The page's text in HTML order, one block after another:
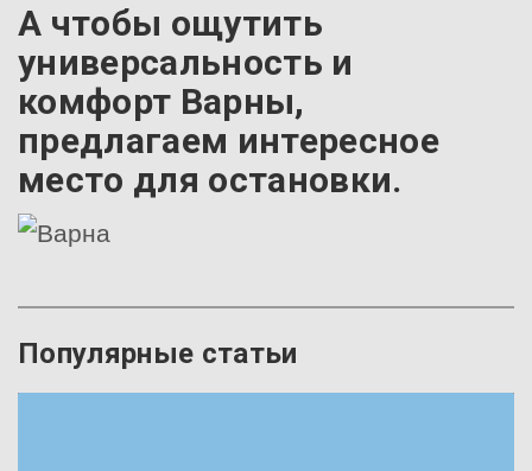
А чтобы ощутить
универсальность и
комфорт Варны,
предлагаем интересное
место для остановки.
Популярные статьи